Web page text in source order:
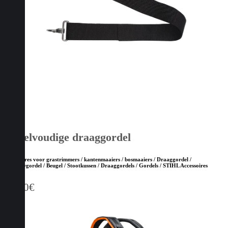
Enkelvoudige draaggordel
Accessoires voor grastrimmers / kantenmaaiers / bosmaaiers / Draaggordel /
Bosbouwgordel / Beugel / Stootkussen / Draaggordels / Gordels / STIHL Accessoires
11,10€